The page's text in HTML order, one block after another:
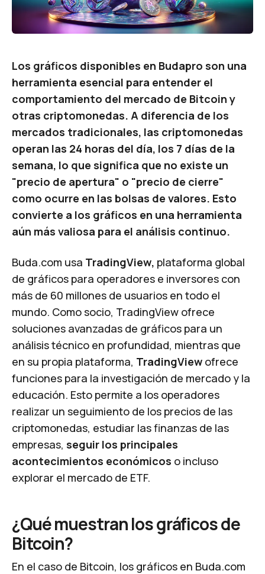
Los gráficos disponibles en Budapro son una
herramienta esencial para entender el
comportamiento del mercado de Bitcoin y
otras criptomonedas. A diferencia de los
mercados tradicionales, las criptomonedas
operan las 24 horas del día, los 7 días de la
semana, lo que significa que no existe un
"precio de apertura" o "precio de cierre"
como ocurre en las bolsas de valores. Esto
convierte a los gráficos en una herramienta
aún más valiosa para el análisis continuo.
Buda.com usa TradingView, plataforma global
de gráficos para operadores e inversores con
más de 60 millones de usuarios en todo el
mundo. Como socio, TradingView ofrece
soluciones avanzadas de gráficos para un
análisis técnico en profundidad, mientras que
en su propia plataforma, TradingView ofrece
funciones para la investigación de mercado y la
educación. Esto permite a los operadores
realizar un seguimiento de los precios de las
criptomonedas, estudiar las finanzas de las
empresas, seguir los principales
acontecimientos económicos o incluso
explorar el mercado de ETF.
¿Qué muestran los gráficos de
Bitcoin?
En el caso de Bitcoin, los gráficos en Buda.com